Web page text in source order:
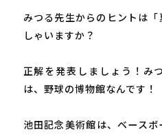
みつる先生からのヒントは
しゃいますか？
正解を発表しましょう！み
は、野球の博物館なんです！
池田記念美術館は、ベース